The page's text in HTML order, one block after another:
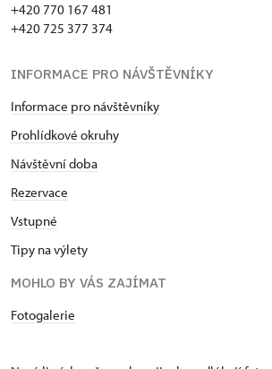
+420 770 167 481
+420 725 377 374
INFORMACE PRO NÁVŠTĚVNÍKY
Informace pro návštěvníky
Prohlídkové okruhy
Návštěvní doba
Rezervace
Vstupné
Tipy na výlety
MOHLO BY VÁS ZAJÍMAT
Fotogalerie